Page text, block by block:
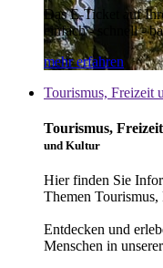
Das E-Ticket auf
einfach - schnell -
mehr erfahren
Tourismus, Freizeit
Tourismus,
und Kultur
Hier finden Sie
Themen
Entdecken und
Menschen in